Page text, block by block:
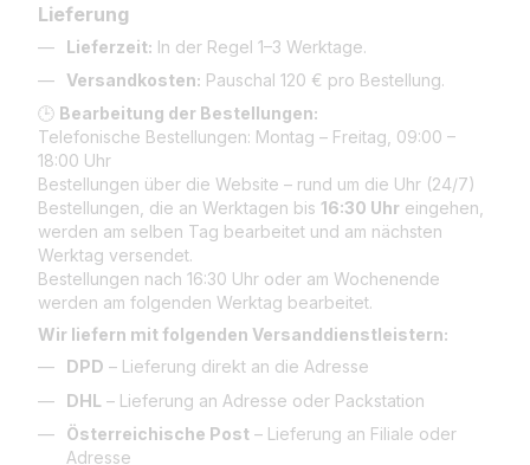
Lieferung
Lieferzeit: In der Regel 1–3 Werktage.
Versandkosten: Pauschal 120 € pro Bestellung.
🕒 Bearbeitung der Bestellungen:
Telefonische Bestellungen: Montag – Freitag, 09:00 –
18:00 Uhr
Bestellungen über die Website – rund um die Uhr (24/7)
Bestellungen, die an Werktagen bis 16:30 Uhr eingehen,
werden am selben Tag bearbeitet und am nächsten
Werktag versendet.
Bestellungen nach 16:30 Uhr oder am Wochenende
werden am folgenden Werktag bearbeitet.
Wir liefern mit folgenden Versanddienstleistern:
DPD – Lieferung direkt an die Adresse
DHL – Lieferung an Adresse oder Packstation
Österreichische Post – Lieferung an Filiale oder
Adresse